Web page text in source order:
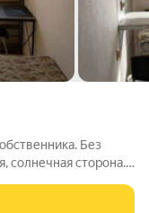
Без
солнечная сторона.
очень тепло.